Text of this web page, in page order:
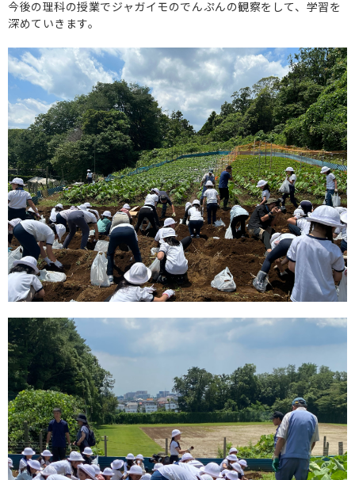
今後の理科の授業でジャガイモのでんぷんの観察をして、学習を
深めていきます。